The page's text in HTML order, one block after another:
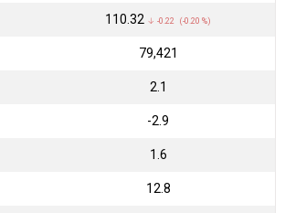
₹110.32 ↓ -0.22 (-0.20 %)
₹79,421
2.1
-2.9
1.6
12.8